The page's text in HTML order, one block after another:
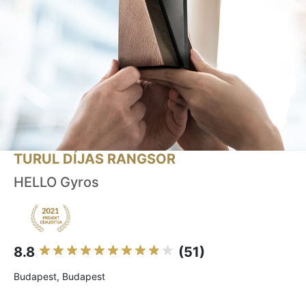
TURUL DÍJAS RANGSOR
HELLO Gyros
8.8 (51)
Budapest, Budapest